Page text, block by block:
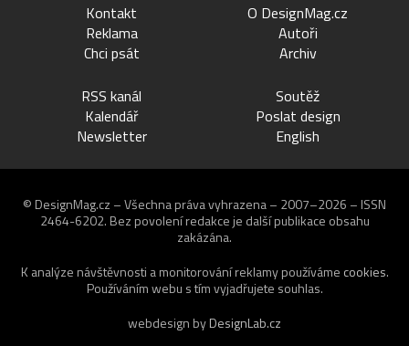
Kontakt
Reklama
Chci psát
O DesignMag.cz
Autoři
Archiv
RSS kanál
Kalendář
Newsletter
Soutěž
Poslat design
English
© DesignMag.cz – Všechna práva vyhrazena – 2007–2026 – ISSN
2464-6202. Bez povolení redakce je další publikace obsahu
zakázána.
K analýze návštěvnosti a monitorování reklamy používáme cookies.
Používáním webu s tím vyjadřujete souhlas.
webdesign byDesignLab.cz